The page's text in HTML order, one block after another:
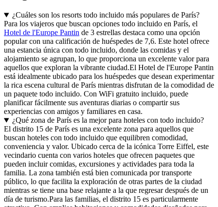
¿Cuáles son los resorts todo incluido más populares de París?
Para los viajeros que buscan opciones todo incluido en París, el
Hotel de l'Europe Pantin de 3 estrellas destaca como una opción
popular con una calificación de huéspedes de 7,6. Este hotel ofrece
una estancia única con todo incluido, donde las comidas y el
alojamiento se agrupan, lo que proporciona un excelente valor para
aquellos que exploran la vibrante ciudad.El Hotel de l'Europe Pantin
está idealmente ubicado para los huéspedes que desean experimentar
la rica escena cultural de París mientras disfrutan de la comodidad de
un paquete todo incluido. Con WiFi gratuito incluido, puede
planificar fácilmente sus aventuras diarias o compartir sus
experiencias con amigos y familiares en casa.
¿Qué zona de París es la mejor para hoteles con todo incluido?
El distrito 15 de París es una excelente zona para aquellos que
buscan hoteles con todo incluido que equilibren comodidad,
conveniencia y valor. Ubicado cerca de la icónica Torre Eiffel, este
vecindario cuenta con varios hoteles que ofrecen paquetes que
pueden incluir comidas, excursiones y actividades para toda la
familia. La zona también está bien comunicada por transporte
público, lo que facilita la exploración de otras partes de la ciudad
mientras se tiene una base relajante a la que regresar después de un
día de turismo.Para las familias, el distrito 15 es particularmente